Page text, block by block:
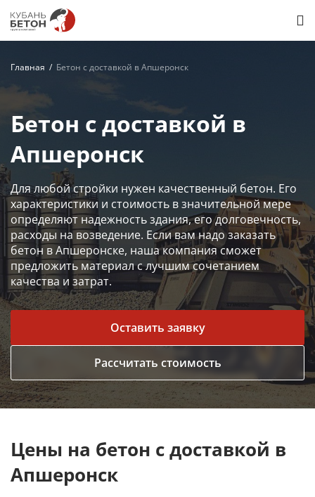
Главная Бетон с доставкой в Апшеронск
Бетон с доставкой в
Апшеронск
Для любой стройки нужен качественный бетон. Его
характеристики и стоимость в значительной мере
определяют надежность здания, его долговечность,
расходы на возведение. Если вам надо заказать
бетон в Апшеронске, наша компания сможет
предложить материал с лучшим сочетанием
качества и затрат.
Оставить заявку
Рассчитать стоимость
Цены на бетон с доставкой в
Апшеронск